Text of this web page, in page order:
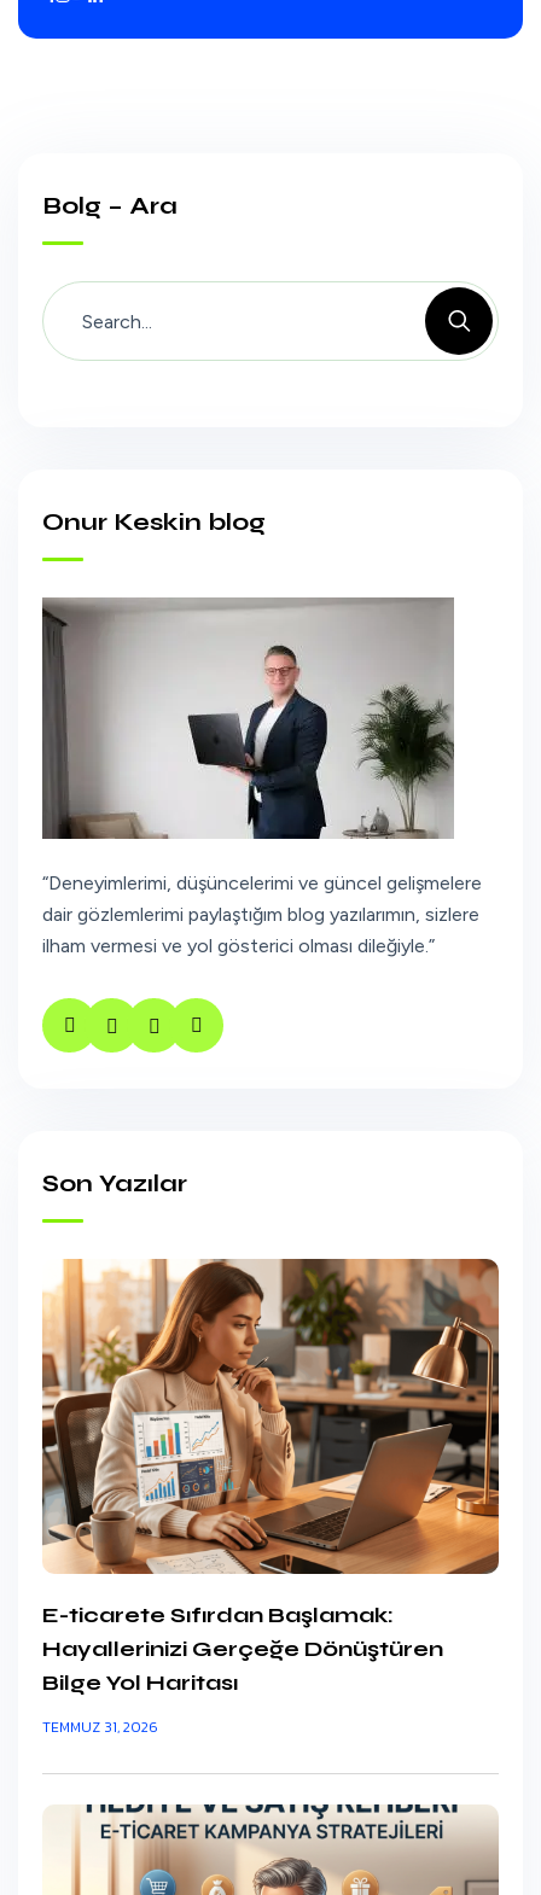
Bolg – Ara
Onur Keskin blog
“Deneyimlerimi, düşüncelerimi ve güncel gelişmelere
dair gözlemlerimi paylaştığım blog yazılarımın, sizlere
ilham vermesi ve yol gösterici olması dileğiyle.”
Son Yazılar
E-ticarete Sıfırdan Başlamak:
Hayallerinizi Gerçeğe Dönüştüren
Bilge Yol Haritası
TEMMUZ 31, 2026